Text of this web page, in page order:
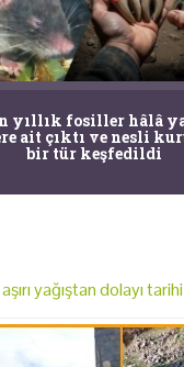
yıllık fosiller hâlâ
ait çıktı ve nesli
bir tür keşfedildi
yağıştan dolayı